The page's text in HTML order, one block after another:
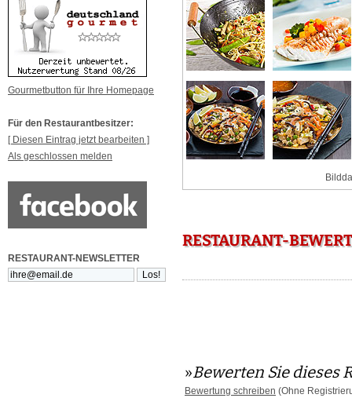
Gourmetbutton für Ihre Homepage
Für den Restaurantbesitzer:
[ Diesen Eintrag jetzt bearbeiten ]
Als geschlossen melden
RESTAURANT-NEWSLETTER
RESTAURANT-
»Bewerten Sie dieses
Bewertung schreiben (Ohne